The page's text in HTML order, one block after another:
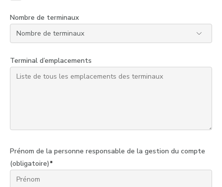
Nombre de terminaux
Terminal d’emplacements
Prénom de la personne responsable de la gestion du compte
(obligatoire)*